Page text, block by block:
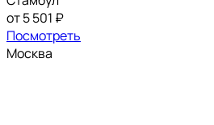
от 5 501 ₽
Посмотреть
Москва